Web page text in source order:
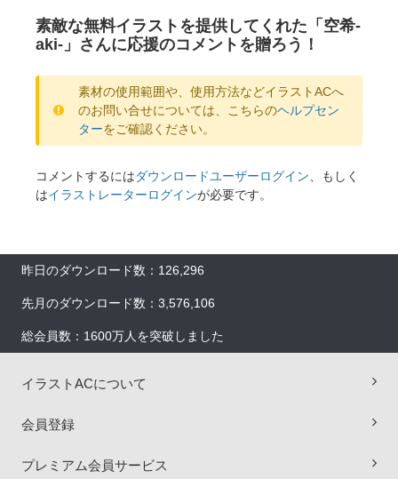
素敵な無料イラストを提供してくれた「空希-
aki-」さんに応援のコメントを贈ろう！
素材の使用範囲や、使用方法などイラストACへ
のお問い合せについては、こちらのヘルプセン
ターをご確認ください。
コメントするにはダウンロードユーザーログイン 、もしく
はイラストレーターログインが必要です。
昨日のダウンロード数：126,296
先月のダウンロード数：3,576,106
総会員数：1600万人を突破しました
イラストACについて
会員登録
プレミアム会員サービス